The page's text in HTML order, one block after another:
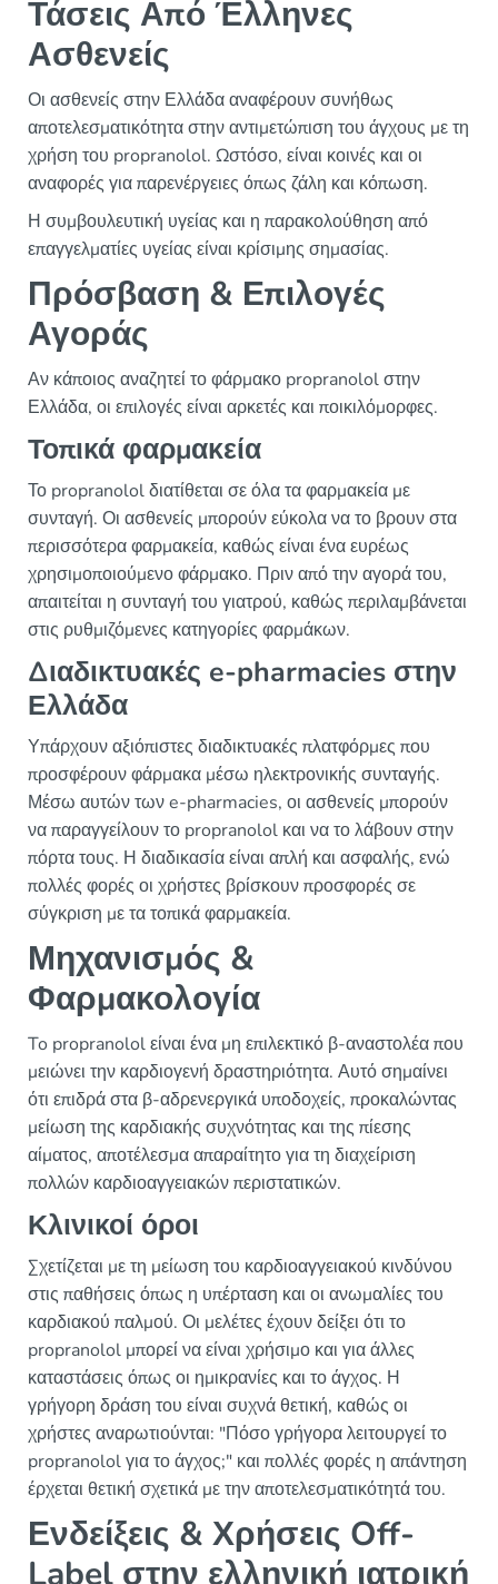
Τάσεις Από Έλληνες
Ασθενείς
Οι ασθενείς στην Ελλάδα αναφέρουν συνήθως
αποτελεσματικότητα στην αντιμετώπιση του άγχους με τη
χρήση του propranolol. Ωστόσο, είναι κοινές και οι
αναφορές για παρενέργειες όπως ζάλη και κόπωση.
Η συμβουλευτική υγείας και η παρακολούθηση από
επαγγελματίες υγείας είναι κρίσιμης σημασίας.
Πρόσβαση & Επιλογές
Αγοράς
Αν κάποιος αναζητεί το φάρμακο propranolol στην
Ελλάδα, οι επιλογές είναι αρκετές και ποικιλόμορφες.
Τοπικά φαρμακεία
Το propranolol διατίθεται σε όλα τα φαρμακεία με
συνταγή. Οι ασθενείς μπορούν εύκολα να το βρουν στα
περισσότερα φαρμακεία, καθώς είναι ένα ευρέως
χρησιμοποιούμενο φάρμακο. Πριν από την αγορά του,
απαιτείται η συνταγή του γιατρού, καθώς περιλαμβάνεται
στις ρυθμιζόμενες κατηγορίες φαρμάκων.
Διαδικτυακές e-pharmacies στην
Ελλάδα
Υπάρχουν αξιόπιστες διαδικτυακές πλατφόρμες που
προσφέρουν φάρμακα μέσω ηλεκτρονικής συνταγής.
Μέσω αυτών των e-pharmacies, οι ασθενείς μπορούν
να παραγγείλουν το propranolol και να το λάβουν στην
πόρτα τους. Η διαδικασία είναι απλή και ασφαλής, ενώ
πολλές φορές οι χρήστες βρίσκουν προσφορές σε
σύγκριση με τα τοπικά φαρμακεία.
Μηχανισμός &
Φαρμακολογία
To propranolol είναι ένα μη επιλεκτικό β-αναστολέα που
μειώνει την καρδιογενή δραστηριότητα. Αυτό σημαίνει
ότι επιδρά στα β-αδρενεργικά υποδοχείς, προκαλώντας
μείωση της καρδιακής συχνότητας και της πίεσης
αίματος, αποτέλεσμα απαραίτητο για τη διαχείριση
πολλών καρδιοαγγειακών περιστατικών.
Κλινικοί όροι
Σχετίζεται με τη μείωση του καρδιοαγγειακού κινδύνου
στις παθήσεις όπως η υπέρταση και οι ανωμαλίες του
καρδιακού παλμού. Οι μελέτες έχουν δείξει ότι το
propranolol μπορεί να είναι χρήσιμο και για άλλες
καταστάσεις όπως οι ημικρανίες και το άγχος. Η
γρήγορη δράση του είναι συχνά θετική, καθώς οι
χρήστες αναρωτιούνται: "Πόσο γρήγορα λειτουργεί το
propranolol για το άγχος;" και πολλές φορές η απάντηση
έρχεται θετική σχετικά με την αποτελεσματικότητά του.
Ενδείξεις & Χρήσεις Off-
Label στην ελληνική ιατρική